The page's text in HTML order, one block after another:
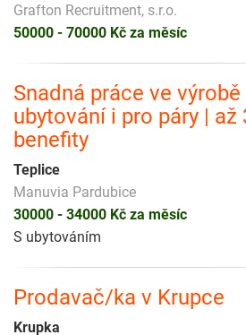
Grafton Recruitment, s.r.o.
50000 - 70000 Kč za měsíc
Snadná práce ve
ubytování i pro páry | až
benefity
Teplice
Manuvia Pardubice
30000 - 34000 Kč za měsíc
S ubytováním
Prodavač/ka v Krupce
Krupka